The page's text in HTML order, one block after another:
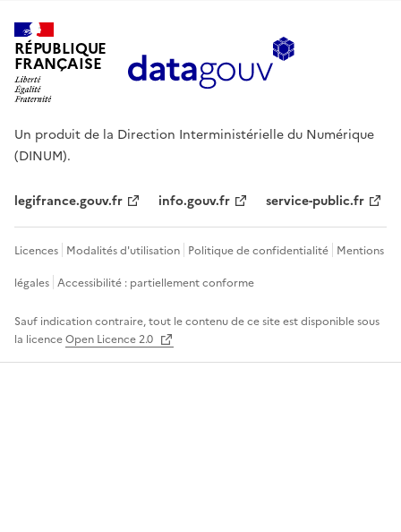
RÉPUBLIQUE
FRANÇAISE
Un produit de la Direction Interministérielle du Numérique
(DINUM).
legifrance.gouv.fr info.gouv.fr service-public.fr
Licences Modalités d'utilisation Politique de confidentialité Mentions
légales Accessibilité : partiellement conforme
Sauf indication contraire, tout le contenu de ce site est disponible sous
la licenceOpen Licence 2.0